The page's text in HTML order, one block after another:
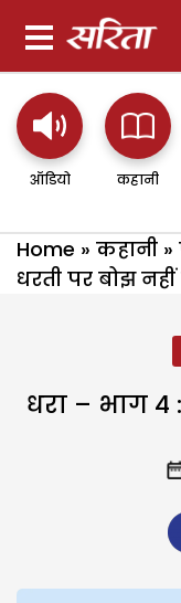
ऑडियो कहानी
Home » कहानी »
धरती पर बोझ नहीं
धरा – भाग 4